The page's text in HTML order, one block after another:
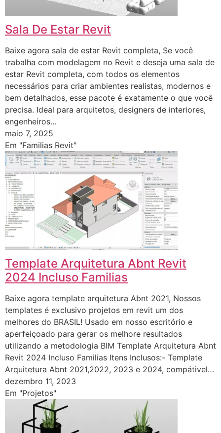
Sala De Estar Revit
Baixe agora sala de estar Revit completa, Se você
trabalha com modelagem no Revit e deseja uma sala de
estar Revit completa, com todos os elementos
necessários para criar ambientes realistas, modernos e
bem detalhados, esse pacote é exatamente o que você
precisa. Ideal para arquitetos, designers de interiores,
engenheiros…
maio 7, 2025
Em "Familias Revit"
Template Arquitetura Abnt Revit
2024 Incluso Familias
Baixe agora template arquitetura Abnt 2021, Nossos
templates é exclusivo projetos em revit um dos
melhores do BRASIL! Usado em nosso escritório e
aperfeiçoado para gerar os melhore resultados
utilizando a metodologia BIM Template Arquitetura Abnt
Revit 2024 Incluso Familias Itens Inclusos:- Template
Arquitetura Abnt 2021,2022, 2023 e 2024, compátivel…
dezembro 11, 2023
Em "Projetos"